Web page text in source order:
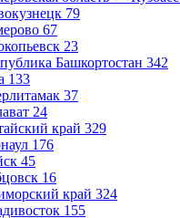
79
67
23
Башкортостан 342
133
37
24
край 329
176
45
16
край 324
155